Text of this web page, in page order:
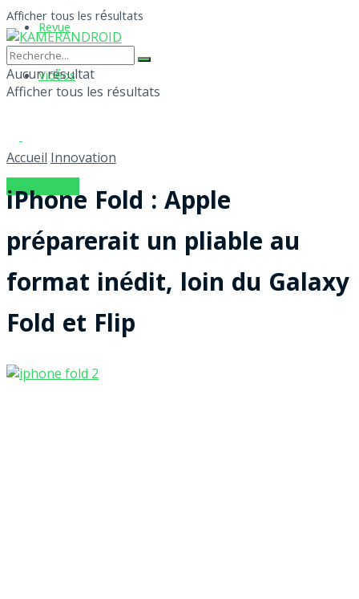
Revue
Vidéos
S'ABONNER
Afficher tous les résultats
Aucun résultat
Afficher tous les résultats
Accueil Innovation
iPhone Fold : Apple
préparerait un pliable au
format inédit, loin du Galaxy
Fold et Flip